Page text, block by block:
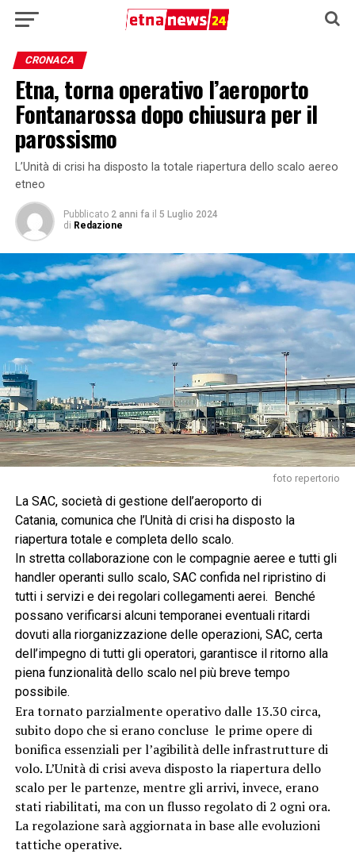
CRONACA
Etna, torna operativo l’aeroporto
Fontanarossa dopo chiusura per il
parossismo
L’Unità di crisi ha disposto la totale riapertura dello scalo aereo
etneo
Pubblicato 2 anni fa il 5 Luglio 2024
di Redazione
foto repertorio
La SAC, società di gestione dell’aeroporto di
Catania, comunica che l’Unità di crisi ha disposto la
riapertura totale e completa dello scalo.
In stretta collaborazione con le compagnie aeree e tutti gli
handler operanti sullo scalo, SAC confida nel ripristino di
tutti i servizi e dei regolari collegamenti aerei. Benché
possano verificarsi alcuni temporanei eventuali ritardi
dovuti alla riorganizzazione delle operazioni, SAC, certa
dell’impegno di tutti gli operatori, garantisce il ritorno alla
piena funzionalità dello scalo nel più breve tempo
possibile.
Era tornato parzialmente operativo dalle 13.30 circa,
subito dopo che si erano concluse le prime opere di
bonifica essenziali per l’agibilità delle infrastrutture di
volo. L’Unità di crisi aveva disposto la riapertura dello
scalo per le partenze, mentre gli arrivi, invece, erano
stati riabilitati, ma con un flusso regolato di 2 ogni ora.
La regolazione sarà aggiornata in base alle evoluzioni
tattiche operative.